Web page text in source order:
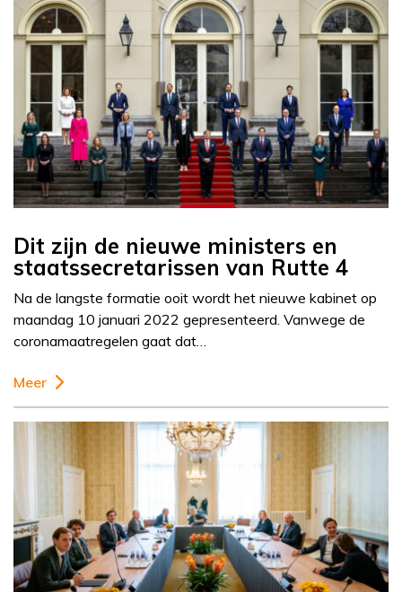
Dit zijn de nieuwe ministers en
staatssecretarissen van Rutte 4
Na de langste formatie ooit wordt het nieuwe kabinet op
maandag 10 januari 2022 gepresenteerd. Vanwege de
coronamaatregelen gaat dat…
Meer